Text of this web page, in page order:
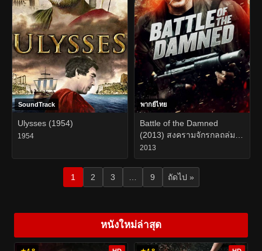
SoundTrack
Ulysses (1954)
1954
พากย์ไทย
Battle of the Damned
(2013) สงครามจักรกลถล่ม
กองทัพซอมบี้
2013
1 2 3 9 ถัดไป »
หนังใหม่ล่าสุด